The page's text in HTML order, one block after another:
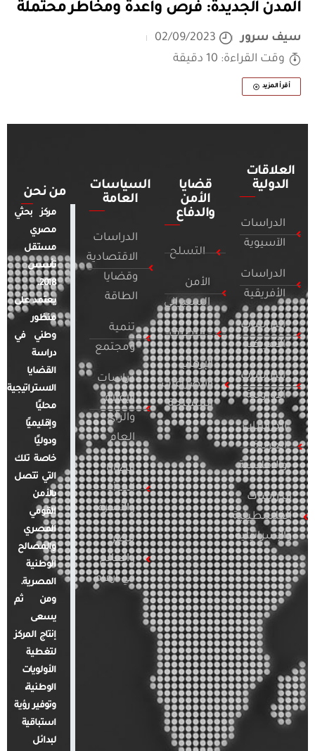
المدن الجديدة: فرص واعدة ومخاطر محتملة
سيف سرور
02/09/2023
وقت القراءة: 10 دقيقة
أقرأ المزيد
العلاقات
الدولية
الدراسات
الآسيوية
الدراسات
الأفريقية
الدراسات
الأمريكية
الدراسات
الأوروبية
الدراسات
العربية
والإقليمية
الدراسات
الفلسطينية
والإسرائيلية
قضايا
الأمن
والدفاع
التسلح
الأمن
السيبراني
التطرف
الإرهاب
والصراعات
المسلحة
السياسات
العامة
الدراسات
الاقتصادية
وقضايا
الطاقة
تنمية
ومجتمع
دراسات
الإعلام
والرأي
العام
قضايا
المرأة
والأسرة
مصر
والعالم
في أرقام
من نحن
مركز بحثي
مصري
مستقل
تأسس
2018.
يعتمد على
منظور
وطني في
دراسة
القضايا
الاستراتيجية
محليًا
وإقليميًا
ودوليًا
خاصة تلك
التي تتصل
بالأمن
القومي
المصري
والمصالح
الوطنية
المصرية.
ومن ثم
يسعى
إنتاج المركز
لتغطية
الأولويات
الوطنية،
وتوفير رؤية
استباقية
لبدائل